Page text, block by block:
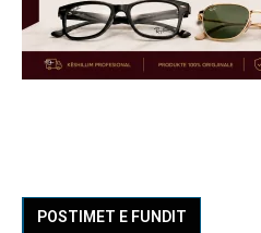
POSTIMET E FUNDIT